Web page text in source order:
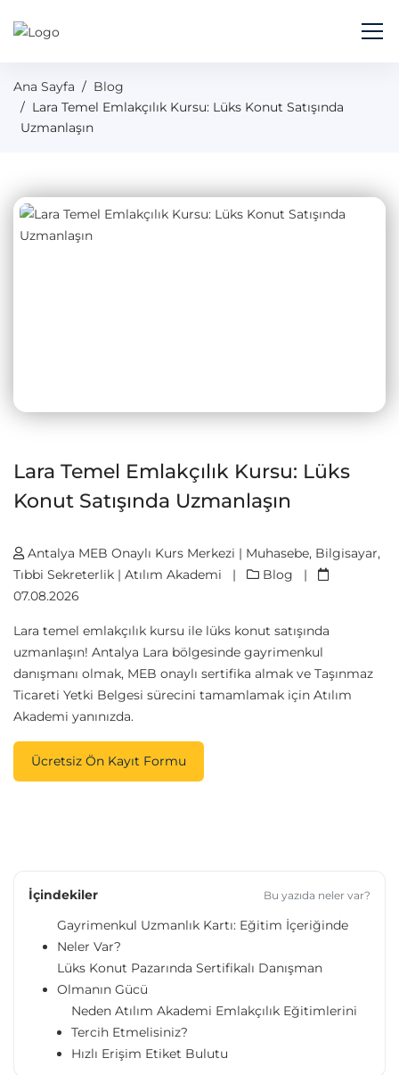
Ana Sayfa
Blog
Lara Temel Emlakçılık Kursu: Lüks Konut Satışında
Uzmanlaşın
Lara Temel Emlakçılık Kursu: Lüks
Konut Satışında Uzmanlaşın
Antalya MEB Onaylı Kurs Merkezi | Muhasebe, Bilgisayar,
Tıbbi Sekreterlik | Atılım Akademi | Blog |
07.08.2026
Lara temel emlakçılık kursu ile lüks konut satışında
uzmanlaşın! Antalya Lara bölgesinde gayrimenkul
danışmanı olmak, MEB onaylı sertifika almak ve Taşınmaz
Ticareti Yetki Belgesi sürecini tamamlamak için Atılım
Akademi yanınızda.
Ücretsiz Ön Kayıt Formu
İçindekiler Bu yazıda neler var?
Gayrimenkul Uzmanlık Kartı: Eğitim İçeriğinde
Neler Var?
Lüks Konut Pazarında Sertifikalı Danışman
Olmanın Gücü
Neden Atılım Akademi Emlakçılık Eğitimlerini
Tercih Etmelisiniz?
Hızlı Erişim Etiket Bulutu